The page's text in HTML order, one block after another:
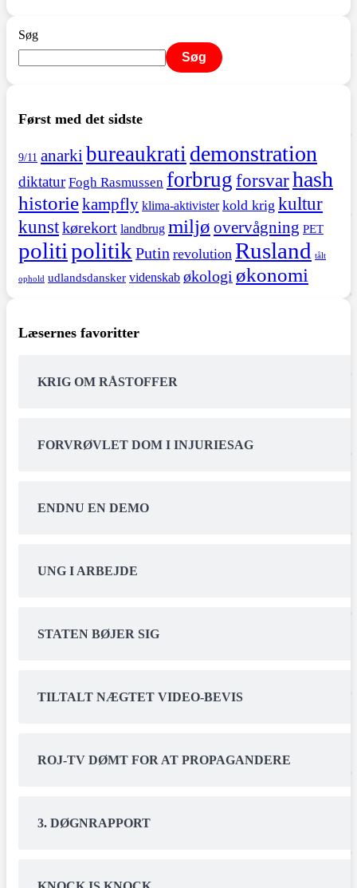
Søg
Søg
Først med det sidste
9/11 anarki bureaukrati demonstration
diktatur Fogh Rasmussen forbrugforsvarhash
historiekampfly klima-aktivister kold krig kultur
kunstkørekort landbrug miljø overvågning PET
politipolitik Putin revolution Rusland tålt
ophold udlandsdansker videnskab økologi økonomi
Læsernes favoritter
KRIG OM RÅSTOFFER
FORVRØVLET DOM I INJURIESAG
ENDNU EN DEMO
UNG I ARBEJDE
STATEN BØJER SIG
TILTALT NÆGTET VIDEO-BEVIS
ROJ-TV DØMT FOR AT PROPAGANDERE
3. DØGNRAPPORT